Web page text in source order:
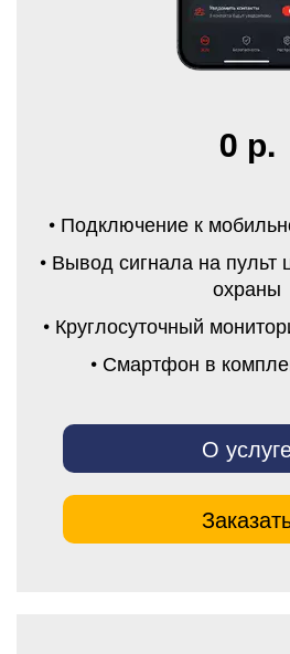
0 р.
• Подключение к
• Вывод сигнала на пульт
охраны
• Круглосуточный
• Смартфон в
О